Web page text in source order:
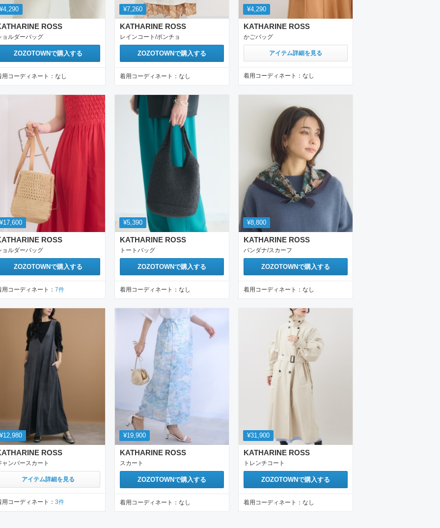
¥4,290
ROSS
ョルダーバッグ
ZOZOTOWNで購入する
用コーディネート： なし
¥7,260
KATHARINE ROSS
レインコート/ポンチョ
ZOZOTOWNで購入する
着用コーディネート： なし
¥4,290
KATHARINE ROSS
かごバッグ
アイテム詳細を見る
着用コーディネート： なし
¥17,600
ROSS
ョルダーバッグ
ZOZOTOWNで購入する
用コーディネート： 7件
¥5,390
KATHARINE ROSS
トートバッグ
ZOZOTOWNで購入する
着用コーディネート： なし
¥8,800
KATHARINE ROSS
バンダナ/スカーフ
ZOZOTOWNで購入する
着用コーディネート： なし
¥12,980
ROSS
ャンパースカート
アイテム詳細を見る
用コーディネート： 3件
¥19,900
KATHARINE ROSS
スカート
ZOZOTOWNで購入する
着用コーディネート： なし
¥31,900
KATHARINE ROSS
トレンチコート
ZOZOTOWNで購入する
着用コーディネート： なし